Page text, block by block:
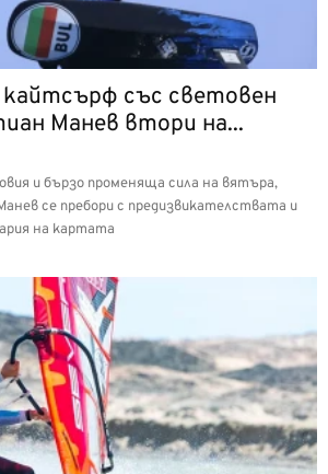
със световен
Манев втори на...
и бързо променяща сила на вятъра,
се пребори с предизвикателствата и
на картата